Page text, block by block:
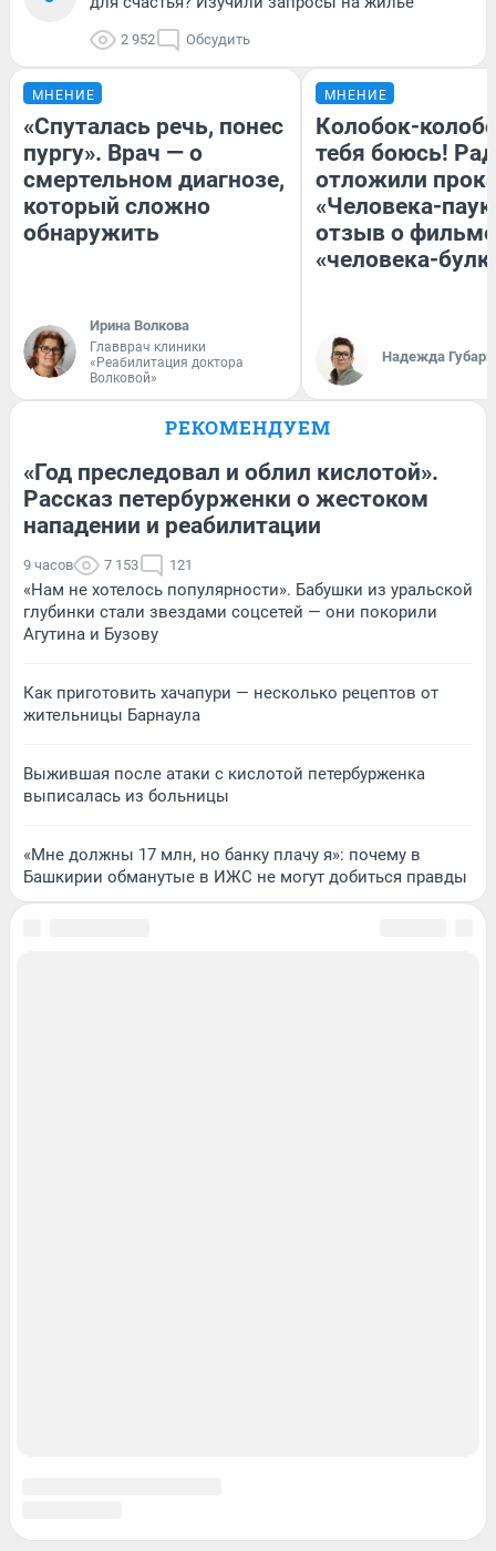
2 952 Обсудить
МНЕНИЕ
«Спуталась речь, понес
пургу». Врач — о
смертельном диагнозе,
который сложно
обнаружить
Ирина Волкова
Главврач клиники
«Реабилитация доктора
Волковой»
МНЕНИЕ
Колобок-
тебя боюсь!
отложили
«Человека-
отзыв о
«человека-
Надежда Губарь
РЕКОМЕНДУЕМ
«Год преследовал и облил кислотой».
Рассказ петербурженки о жестоком
нападении и реабилитации
9 часов 7 153 121
«Нам не хотелось популярности». Бабушки из уральской
глубинки стали звездами соцсетей — они покорили
Агутина и Бузову
Как приготовить хачапури — несколько рецептов от
жительницы Барнаула
Выжившая после атаки с кислотой петербурженка
выписалась из больницы
«Мне должны 17 млн, но банку плачу я»: почему в
Башкирии обманутые в ИЖС не могут добиться правды